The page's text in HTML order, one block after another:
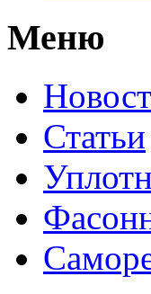
Меню
Статьи